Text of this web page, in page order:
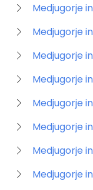
Medjugorje
Medjugorje
Medjugorje
Medjugorje
Medjugorje
Medjugorje
Medjugorje
Medjugorje